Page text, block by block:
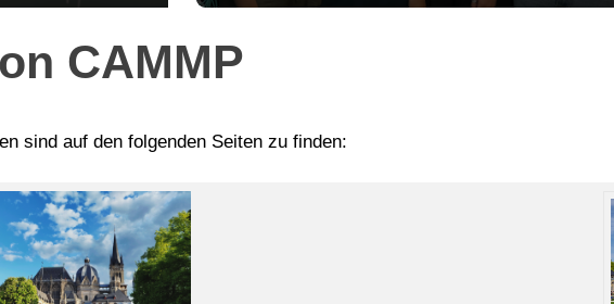
CAMMP
sind auf den folgenden Seiten zu finden: